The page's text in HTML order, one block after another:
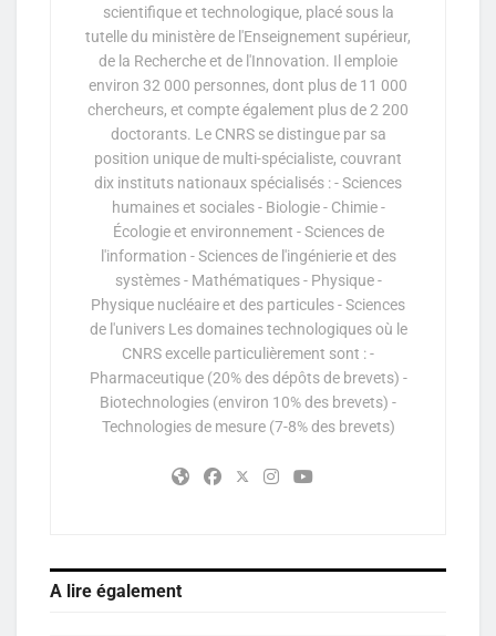
scientifique et technologique, placé sous la
tutelle du ministère de l'Enseignement supérieur,
de la Recherche et de l'Innovation. Il emploie
environ 32 000 personnes, dont plus de 11 000
chercheurs, et compte également plus de 2 200
doctorants. Le CNRS se distingue par sa
position unique de multi-spécialiste, couvrant
dix instituts nationaux spécialisés : - Sciences
humaines et sociales - Biologie - Chimie -
Écologie et environnement - Sciences de
l'information - Sciences de l'ingénierie et des
systèmes - Mathématiques - Physique -
Physique nucléaire et des particules - Sciences
de l'univers Les domaines technologiques où le
CNRS excelle particulièrement sont : -
Pharmaceutique (20% des dépôts de brevets) -
Biotechnologies (environ 10% des brevets) -
Technologies de mesure (7-8% des brevets)
A lire également